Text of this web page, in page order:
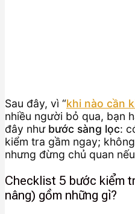
Sau đây, vì “khi nào cần
nhiều người bỏ qua, bạn
đây như bước sàng lọc:
kiểm tra gầm ngay;
nhưng đừng chủ quan
Checklist 5 bước kiểm
nâng) gồm những gì?